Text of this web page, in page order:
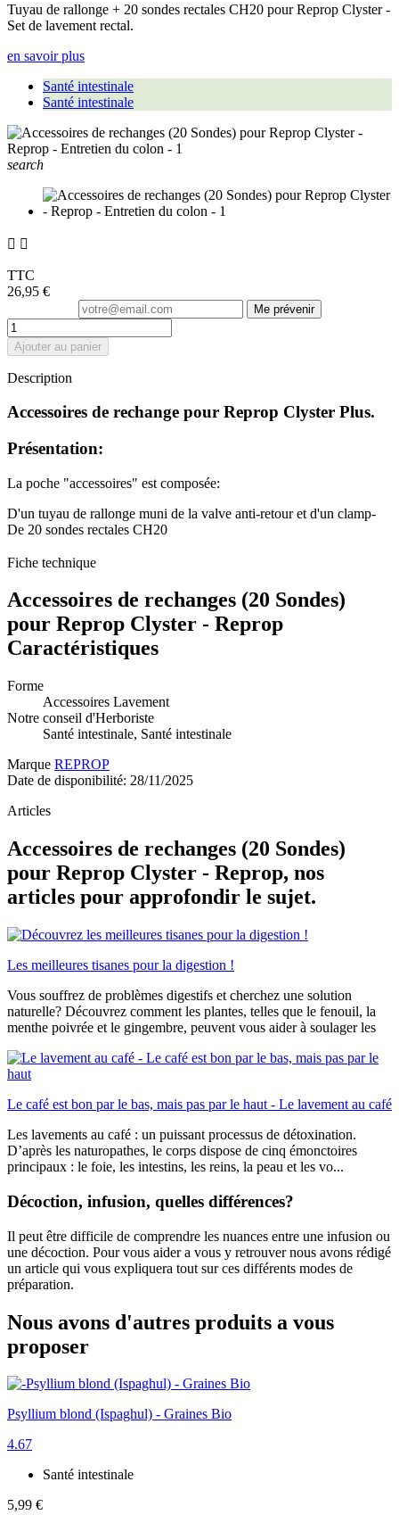
Tuyau de rallonge + 20 sondes rectales CH20 pour Reprop Clyster -
Set de lavement rectal.
en savoir plus
Santé intestinale
Santé intestinale
search
 
TTC
26,95 €
Me prévenir
Ajouter au panier
Description
Accessoires de rechange pour Reprop Clyster Plus.
Présentation:
La poche "accessoires" est composée:
D'un tuyau de rallonge muni de la valve anti-retour et d'un clamp-
De 20 sondes rectales CH20
Fiche technique
Accessoires de rechanges (20 Sondes)
pour Reprop Clyster - Reprop
Caractéristiques
Forme
Accessoires Lavement
Notre conseil d'Herboriste
Santé intestinale, Santé intestinale
Marque REPROP
Date de disponibilité: 28/11/2025
Articles
Accessoires de rechanges (20 Sondes)
pour Reprop Clyster - Reprop, nos
articles pour approfondir le sujet.
Les meilleures tisanes pour la digestion !
Vous souffrez de problèmes digestifs et cherchez une solution
naturelle? Découvrez comment les plantes, telles que le fenouil, la
menthe poivrée et le gingembre, peuvent vous aider à soulager les
Le café est bon par le bas, mais pas par le haut - Le lavement au café
Les lavements au café : un puissant processus de détoxination.
D’après les naturopathes, le corps dispose de cinq émonctoires
principaux : le foie, les intestins, les reins, la peau et les vo...
Décoction, infusion, quelles différences?
Il peut être difficile de comprendre les nuances entre une infusion ou
une décoction. Pour vous aider a vous y retrouver nous avons rédigé
un article qui vous expliquera tout sur ces différents modes de
préparation.
Nous avons d'autres produits a vous
proposer
Psyllium blond (Ispaghul) - Graines Bio
4.67
Santé intestinale
5,99 €